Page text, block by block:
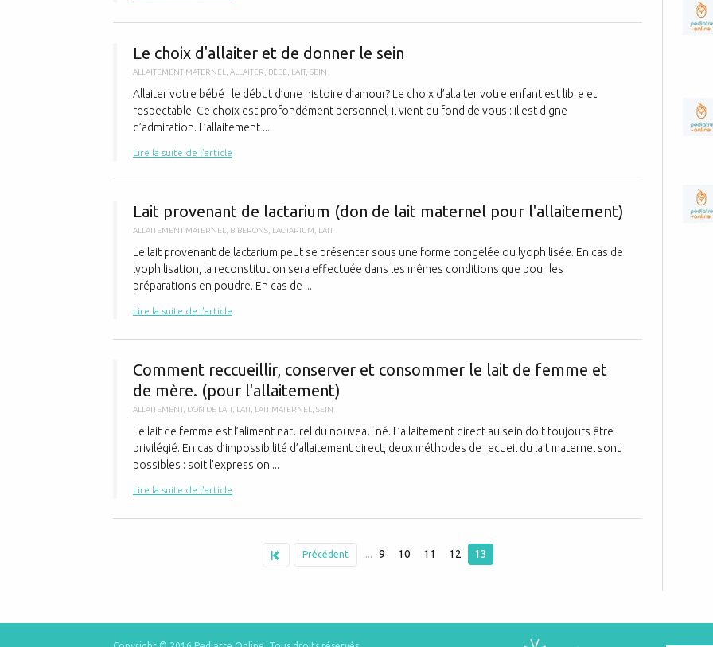
Le choix d'allaiter et de donner le sein
ALLAITEMENT MATERNEL ALLAITER BÉBÉ LAIT, SEIN
Allaiter votre bébé : le début d’une histoire d’amour? Le choix d’allaiter votre enfant est libre et
respectable. Ce choix est profondément personnel, il vient du fond de vous : il est digne
d’admiration. L’allaitement ...
Lire la suite de l'article
Le choix
Lait provenant de lactarium (don de lait maternel pour l'allaitement)
ALLAITEMENT MATERNEL BIBERONS LACTARIUM LAIT
Le lait provenant de lactarium peut se présenter sous une forme congelée ou lyophilisée. En cas de
lyophilisation, la reconstitution sera effectuée dans les mêmes conditions que pour les
préparations en poudre. En cas de ...
Lire la suite de l'article
Lait
Comment reccueillir, conserver et consommer le lait de femme et
de mère. (pour l'allaitement)
ALLAITEMENT, DON DE LAIT, LAIT, LAIT MATERNEL SEIN
Le lait de femme est l’aliment naturel du nouveau né. L’allaitement direct au sein doit toujours être
privilégié. En cas d’impossibilité d’allaitement direct, deux méthodes de recueil du lait maternel sont
possibles : soit l’expression ...
Lire la suite de l'article
Précédent ... 9 10 11 12 13